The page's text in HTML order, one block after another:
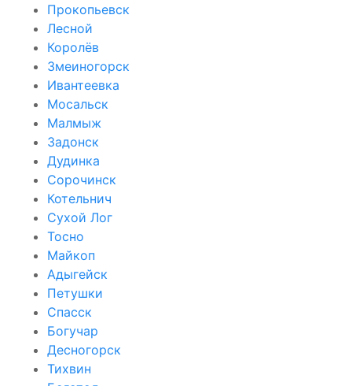
Прокопьевск
Лесной
Королёв
Змеиногорск
Ивантеевка
Мосальск
Малмыж
Задонск
Дудинка
Сорочинск
Котельнич
Сухой Лог
Тосно
Майкоп
Адыгейск
Петушки
Спасск
Богучар
Десногорск
Тихвин